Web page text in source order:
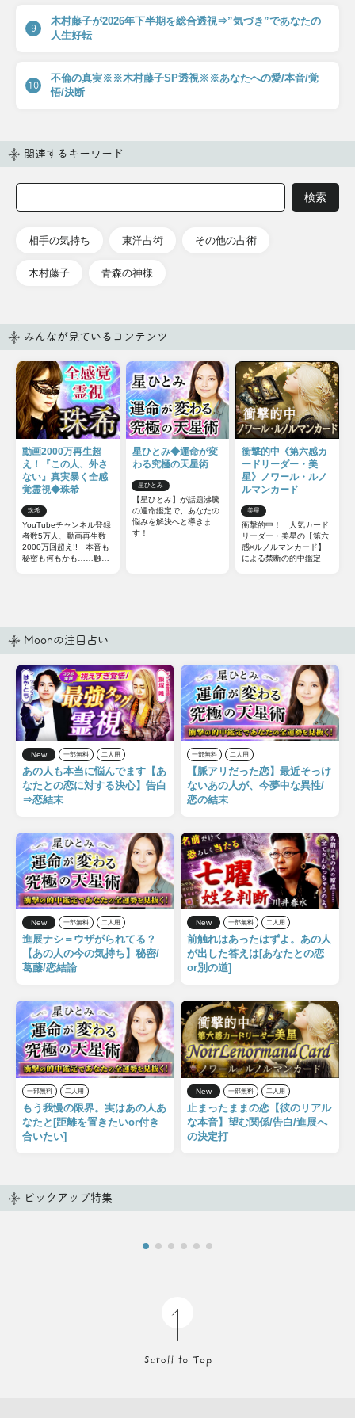
9
木村藤子が2026年下半期を総合透視⇒”気づき”であなたの
人生好転
10
不倫の真実※※木村藤子SP透視※※あなたへの愛/本音/覚
悟/決断
関連するキーワード
相手の気持ち 東洋占術 その他の占術
木村藤子 青森の神様
みんなが見ているコンテンツ
動画2000万再生超
え！『この人、外さ
ない』真実暴く全感
覚霊視◆珠希
珠希
YouTubeチャンネル登録
者数5万人、動画再生数
2000万回超え!! 本音も
秘密も何もかも……触れ
星ひとみ◆運命が変
わる究極の天星術
星ひとみ
【星ひとみ】が話題沸騰
の運命鑑定で、あなたの
悩みを解決へと導きま
す！
衝撃的中《第六感カ
ードリーダー・美
星》ノワール・ルノ
ルマンカード
美星
衝撃的中！ 人気カード
リーダー・美星の【第六
感×ルノルマンカード】
による禁断の的中鑑定
Moonの注目占い
New 一部無料 二人用
あの人も本当に悩んでます【あ
なたとの恋に対する決心】告白
⇒恋結末
一部無料 二人用
【脈アリだった恋】最近そっけ
ないあの人が、今夢中な異性/
恋の結末
New 一部無料 二人用
進展ナシ＝ウザがられてる？
【あの人の今の気持ち】秘密/
葛藤/恋結論
New 一部無料 二人用
前触れはあったはずよ。あの人
が出した答えは[あなたとの恋
or別の道]
一部無料 二人用
もう我慢の限界。実はあの人あ
なたと[距離を置きたいor付き
合いたい]
New 一部無料 二人用
止まったままの恋【彼のリアル
な本音】望む関係/告白/進展へ
の決定打
ピックアップ特集